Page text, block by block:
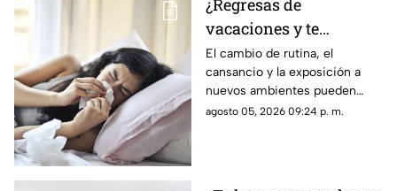
¿Regresas de
vacaciones y te
enfermas? Estas son
las razones
El cambio de rutina, el
cansancio y la exposición a
nuevos ambientes pueden
afectar al organismo justo al
agosto 05, 2026 09:24 p. m.